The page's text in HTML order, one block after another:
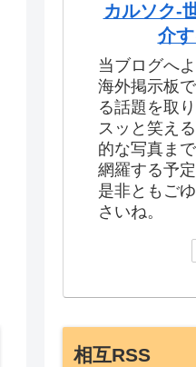
カルソク-
介
当ブログへ
海外掲示板
る話題を取
スッと笑え
的な写真ま
網羅する予定
是非ともご
さいね。
相互RSS